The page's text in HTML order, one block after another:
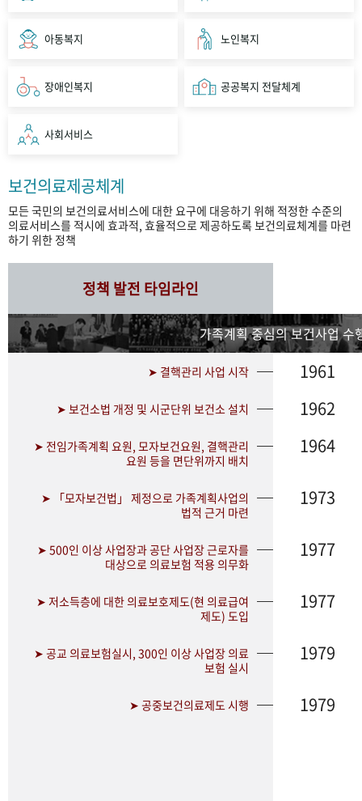
아동복지 노인복지
장애인복지 공공복지 전달체계
사회서비스
보건의료제공체계
모든 국민의 보건의료서비스에 대한 요구에 대응하기 위해 적정한 수준의
의료서비스를 적시에 효과적, 효율적으로 제공하도록 보건의료체계를 마련
하기 위한 정책
정책 발전 타임라인
가족계획 중심의 보건사업 수
➤ 결핵관리 사업 시작 1961
➤ 보건소법 개정 및 시군단위 보건소 설치 1962
➤ 전임가족계획 요원, 모자보건요원, 결핵관리
요원 등을 면단위까지 배치
1964
➤ 「모자보건법」 제정으로 가족계획사업의
법적 근거 마련
1973
➤ 500인 이상 사업장과 공단 사업장 근로자를
대상으로 의료보험 적용 의무화
1977
➤ 저소득층에 대한 의료보호제도(현 의료급여
제도) 도입
1977
➤ 공교 의료보험실시, 300인 이상 사업장 의료
보험 실시
1979
➤ 공중보건의료제도 시행 1979